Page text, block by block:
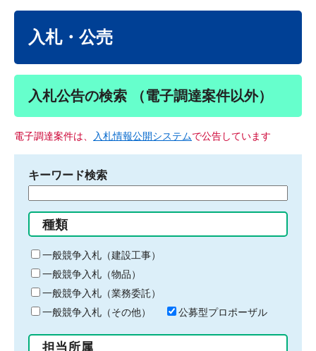
入札・公売
入札公告の検索 （電子調達案件以外）
電子調達案件は、 入札情報公開システムで公告しています
キーワード検索
る
キ
ー
ワ
ー
ド
入
種類
一般競争入札（建設工事）
一般競争入札（物品）
一般競争入札（業務委託）
一般競争入札（その他）
公募型プロポーザル
担当所属